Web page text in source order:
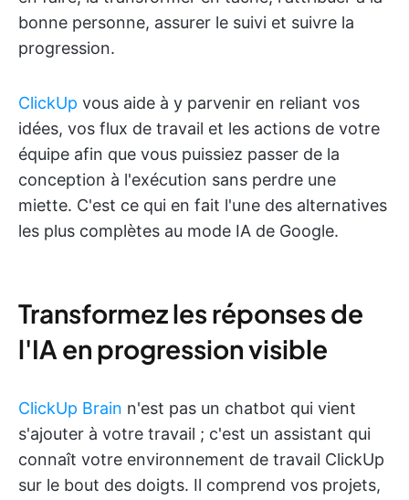
bonne personne, assurer le suivi et suivre la
progression.
ClickUp vous aide à y parvenir en reliant vos
idées, vos flux de travail et les actions de votre
équipe afin que vous puissiez passer de la
conception à l'exécution sans perdre une
miette. C'est ce qui en fait l'une des alternatives
les plus complètes au mode IA de Google.
Transformez les réponses de
l'IA en progression visible
ClickUp Brain n'est pas un chatbot qui vient
s'ajouter à votre travail ; c'est un assistant qui
connaît votre environnement de travail ClickUp
sur le bout des doigts. Il comprend vos projets,